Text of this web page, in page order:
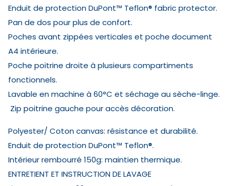
Enduit de protection DuPont™ Teflon® fabric protector.
Pan de dos pour plus de confort.
Poches avant zippées verticales et poche document
A4 intérieure.
Poche poitrine droite à plusieurs compartiments
fonctionnels.
Lavable en machine à 60°C et séchage au sèche-linge.
Zip poitrine gauche pour accès décoration.
Polyester/ Coton canvas: résistance et durabilité.
Enduit de protection DuPont™ Teflon®.
Intérieur rembourré 150g: maintien thermique.
ENTRETIENT ET INSTRUCTION DE LAVAGE